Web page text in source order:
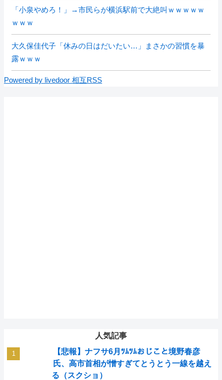
「小泉やめろ！」→市民らが横浜駅前で大絶叫ｗｗｗｗｗ
ｗｗｗ
大久保佳代子「休みの日はだいたい…」まさかの習慣を暴
露ｗｗｗ
Powered by livedoor 相互RSS
人気記事
【悲報】ナフサ6月ﾂﾑﾂﾑおじこと境野春彦
氏、高市首相が憎すぎてとうとう一線を越え
る（スクショ）